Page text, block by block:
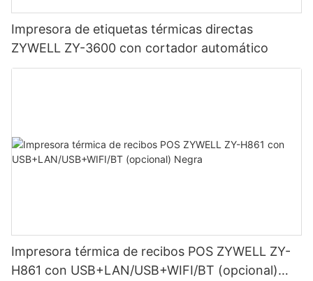
Impresora de etiquetas térmicas directas
ZYWELL ZY-3600 con cortador automático
Impresora térmica de recibos POS ZYWELL ZY-
H861 con USB+LAN/USB+WIFI/BT (opcional)